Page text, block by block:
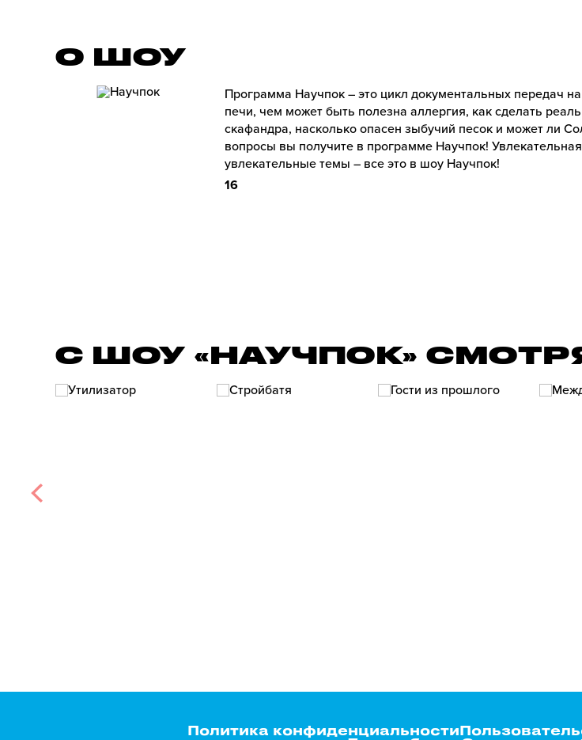
О ШОУ
Программа Научпок – это цикл документальных передач
печи, чем может быть полезна аллергия, как сделать
скафандра, насколько опасен зыбучий песок и может ли
вопросы вы получите в программе Научпок!
увлекательные темы – все это в шоу Научпок!
16
С ШОУ «НАУЧПОК»
Политика конфиденциальности